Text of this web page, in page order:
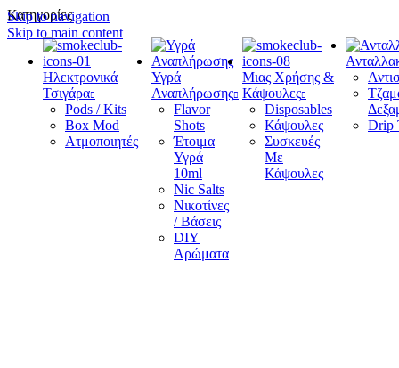
Skip to navigation
Skip to main content
Κατηγορίες
Ηλεκτρονικά
Τσιγάρα
Pods / Kits
Box Mod
Ατμοποιητές
Υγρά
Αναπλήρωσης
Flavor
Shots
Έτοιμα
Υγρά
10ml
Nic Salts
Νικοτίνες
/ Βάσεις
DIY
Αρώματα
Μιας Χρήσης &
Κάψουλες
Disposables
Κάψουλες
Συσκευές
Με
Κάψουλες
Drip